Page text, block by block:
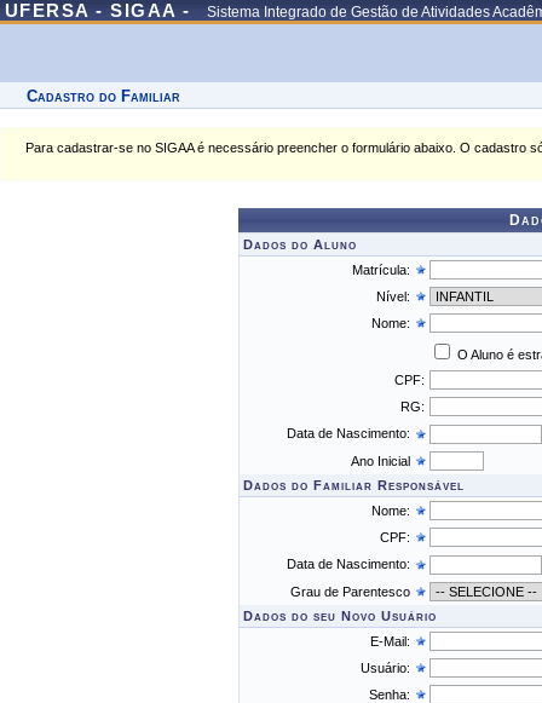
UFERSA - SIGAA - Sistema Integrado de Gestão de Atividades
Cadastro do Familiar
Para cadastrar-se no SIGAA é necessário preencher o formulário abaixo. O cadastro
Dados do Aluno
Matrícula:
Nível:
Nome:
O Aluno é
CPF:
RG:
Data de Nascimento:
Ano Inicial
Dados do Familiar Responsável
Nome:
CPF:
Data de Nascimento:
Grau de Parentesco
Dados do seu Novo Usuário
E-Mail:
Usuário:
Senha: